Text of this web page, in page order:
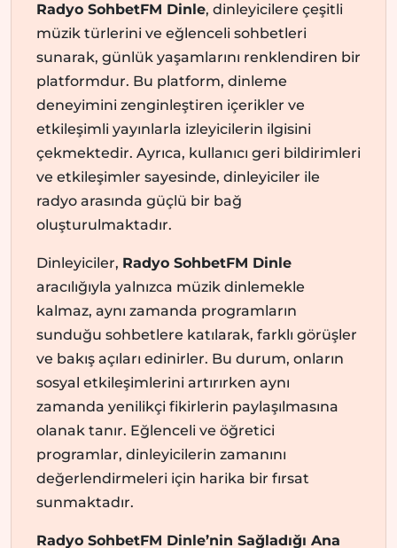
Radyo SohbetFM Dinle, dinleyicilere çeşitli
müzik türlerini ve eğlenceli sohbetleri
sunarak, günlük yaşamlarını renklendiren bir
platformdur. Bu platform, dinleme
deneyimini zenginleştiren içerikler ve
etkileşimli yayınlarla izleyicilerin ilgisini
çekmektedir. Ayrıca, kullanıcı geri bildirimleri
ve etkileşimler sayesinde, dinleyiciler ile
radyo arasında güçlü bir bağ
oluşturulmaktadır.
Dinleyiciler, Radyo SohbetFM Dinle
aracılığıyla yalnızca müzik dinlemekle
kalmaz, aynı zamanda programların
sunduğu sohbetlere katılarak, farklı görüşler
ve bakış açıları edinirler. Bu durum, onların
sosyal etkileşimlerini artırırken aynı
zamanda yenilikçi fikirlerin paylaşılmasına
olanak tanır. Eğlenceli ve öğretici
programlar, dinleyicilerin zamanını
değerlendirmeleri için harika bir fırsat
sunmaktadır.
Radyo SohbetFM Dinle’nin Sağladığı Ana